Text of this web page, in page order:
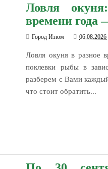
Ловля
времени
Город Изюм 06.08.2026
Ловля окуня в разное
поклевки рыбы в
разберем с Вами
что стоит обратить...